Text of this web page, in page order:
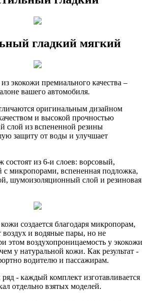
гладкий мягкий
экокожи премиального качества –
вашего автомобиля.
оригинальным дизайном
и высокой прочностью
слой из вспененной резины
защиту от воды и улучшает
из 6-и слоев: ворсовый,
микропорами, вспененная подложка,
шумоизоляционный слой и резиновая
создается благодаря микропорам,
воздух и водяные пары, но не
этом воздухопроницаемость у экокожи
у натуральной кожи. Как результат -
водителю и пассажирам.
- каждый комплект изготавливается
отдельно взятых моделей.